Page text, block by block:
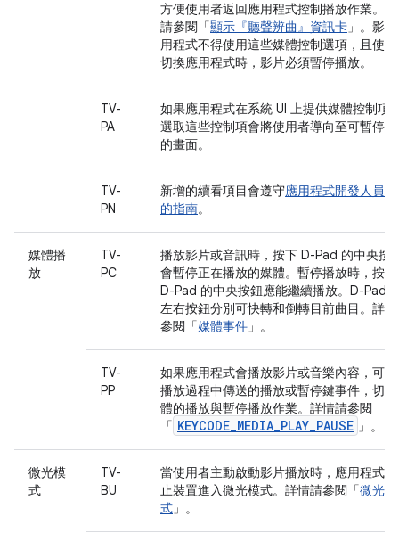
方便使用者返回應用程式控制播放作業。
請參閱「顯示『聽聲辨曲』資訊卡 」。影
用程式不得使用這些媒體控制選項，且使
切換應用程式時，影片必須暫停播放。
TV-
PA
如果應用程式在系統 UI 上提供媒體控制項
選取這些控制項會將使用者導向至可暫停
的畫面。
TV-
PN
新增的續看項目會遵守應用程式開發人員
的指南。
媒體播
放
TV-
PC
播放影片或音訊時，按下 D-Pad 的中央按
會暫停正在播放的媒體。暫停播放時，按下
D-Pad 的中央按鈕應能繼續播放。D-Pad
左右按鈕分別可快轉和倒轉目前曲目。詳
參閱「媒體事件 」。
TV-
PP
如果應用程式會播放影片或音樂內容，可
播放過程中傳送的播放或暫停鍵事件，切
體的播放與暫停播放作業。詳情請參閱
「 KEYCODE_MEDIA_PLAY_PAUSE 」。
微光模
式
TV-
BU
當使用者主動啟動影片播放時，應用程式
止裝置進入微光模式。詳情請參閱「微光模
式 」。